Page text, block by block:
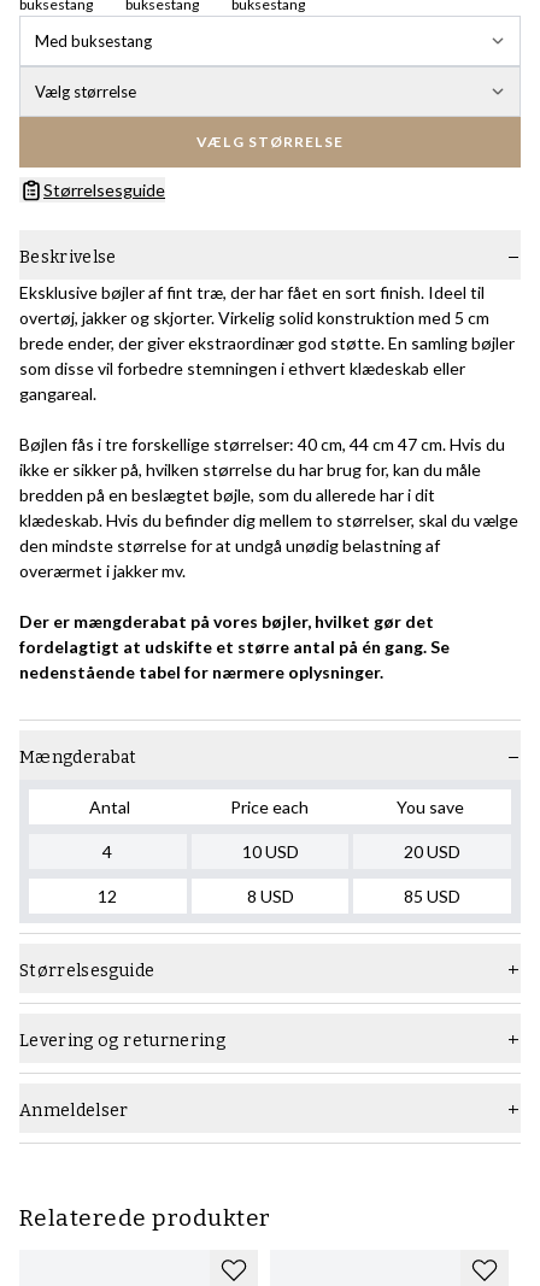
buksestang
buksestang
buksestang
Med buksestang
Vælg størrelse
VÆLG STØRRELSE
Størrelsesguide
Beskrivelse
Eksklusive bøjler af fint træ, der har fået en sort finish. Ideel til
overtøj, jakker og skjorter. Virkelig solid konstruktion med 5 cm
brede ender, der giver ekstraordinær god støtte. En samling bøjler
som disse vil forbedre stemningen i ethvert klædeskab eller
gangareal.
Bøjlen fås i tre forskellige størrelser: 40 cm, 44 cm 47 cm. Hvis du
ikke er sikker på, hvilken størrelse du har brug for, kan du måle
bredden på en beslægtet bøjle, som du allerede har i dit
klædeskab. Hvis du befinder dig mellem to størrelser, skal du vælge
den mindste størrelse for at undgå unødig belastning af
overærmet i jakker mv.
Der er mængderabat på vores bøjler, hvilket gør det
fordelagtigt at udskifte et større antal på én gang. Se
nedenstående tabel for nærmere oplysninger.
Mængderabat
Antal Price each You save
4
12
10 USD
8 USD
20USD
85 USD
Størrelsesguide
Levering og returnering
Anmeldelser
Relaterede produkter